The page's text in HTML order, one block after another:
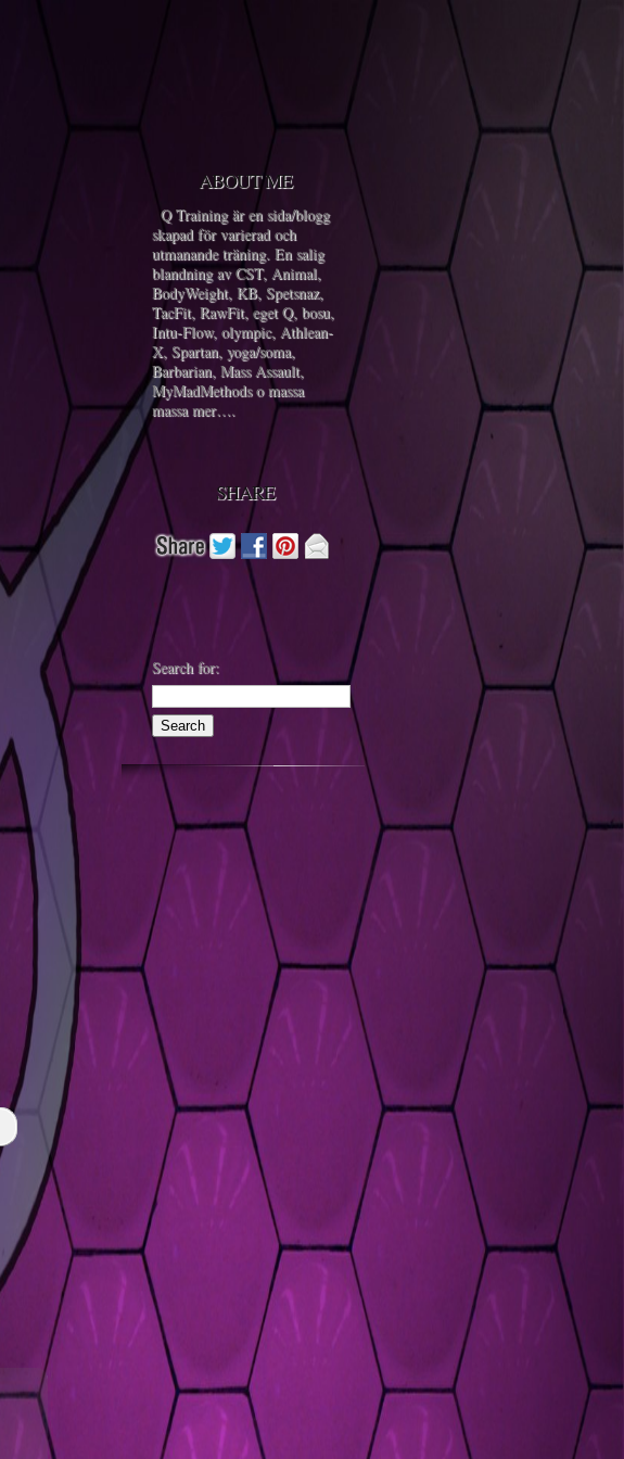
ABOUT ME
Q Training är en sida/blogg
skapad för varierad och
utmanande träning. En salig
blandning av CST, Animal,
BodyWeight, KB, Spetsnaz,
TacFit, RawFit, eget Q, bosu,
Intu-Flow, olympic, Athlean-
X, Spartan, yoga/soma,
Barbarian, Mass Assault,
MyMadMethods o massa
massa mer….
SHARE
Search for: